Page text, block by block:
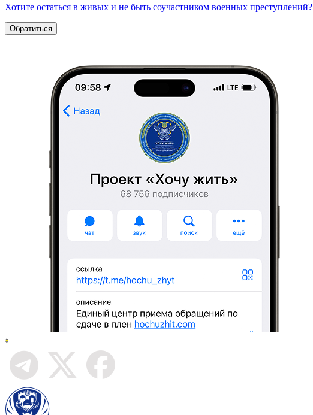
Хотите остаться в живых и не быть соучастником военных преступлений?
Обратиться